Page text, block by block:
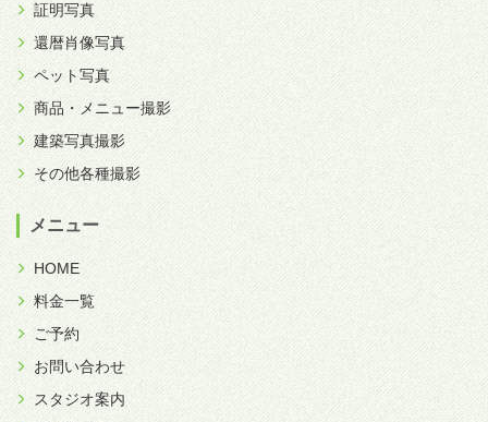
証明写真
還暦肖像写真
ペット写真
商品・メニュー撮影
建築写真撮影
その他各種撮影
メニュー
HOME
料金一覧
ご予約
お問い合わせ
スタジオ案内